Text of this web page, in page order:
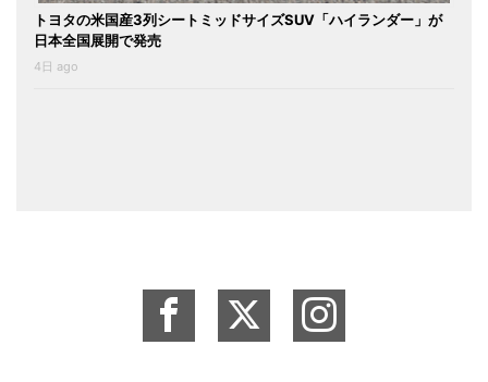
トヨタの米国産3列シートミッドサイズSUV「ハイランダー」が
日本全国展開で発売
4日 ago